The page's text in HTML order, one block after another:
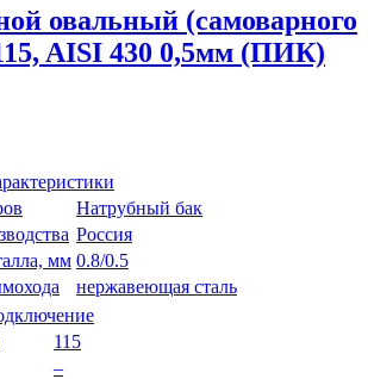
овальный (самоварного
AISI 430 0,5мм (ПИК)
Натрубный бак
Россия
мм 0.8/0.5
нержавеющая сталь
115
–